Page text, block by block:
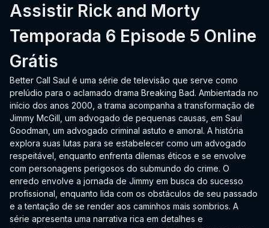
Assistir Rick and Morty
Temporada 6 Episode 5 Online
Grátis
Better Call Saul é uma série de televisão que serve como
prelúdio para o aclamado drama Breaking Bad. Ambientada no
início dos anos 2000, a trama acompanha a transformação de
Jimmy McGill, um advogado de pequenas causas, em Saul
Goodman, um advogado criminal astuto e amoral. A história
explora suas lutas para se estabelecer como um advogado
respeitável, enquanto enfrenta dilemas éticos e se envolve
com personagens perigosos do submundo do crime. O
enredo envolve a jornada de Jimmy em busca do sucesso
profissional, enquanto lida com os obstáculos de seu passado
e a tentação de se render aos caminhos mais sombrios. A
série apresenta uma narrativa rica em detalhes e